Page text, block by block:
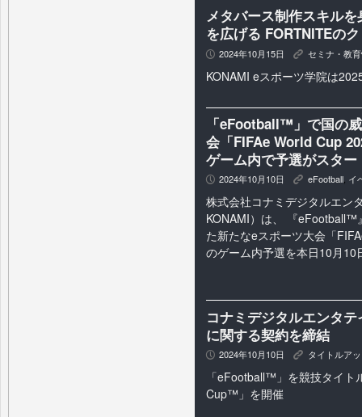
メタバース制作スキル
を広げる FORTNITEの
P 2024年10月15日 K セミナ・教
KONAMI eスポーツ学院は
「eFootball™」で国の
会「FIFAe World Cup
ゲーム内で予選がスター
P 2024年10月10日 K eFootball, イ
株式会社コナミデジタルエン
KONAMI）は、 『eFootball™
た新たなeスポーツ大会「
のゲーム内予選を本日10月
コナミデジタルエンタ
に関する契約を締結
P 2024年10月10日 K タイトルア
「eFootball™」を競技タイト
Cup™」を開催